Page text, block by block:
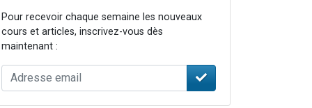
Pour recevoir chaque semaine les nouveaux
cours et articles, inscrivez-vous dès
maintenant :